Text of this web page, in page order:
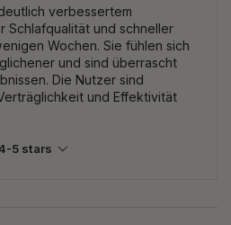
verbessertem
Schlafqualität und schneller
Wochen. Sie fühlen sich
und sind überrascht
Die Nutzer sind
und Effektivität
5 stars